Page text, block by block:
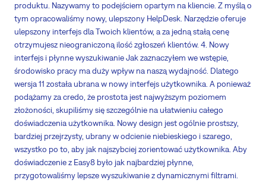
produktu. Nazywamy to podejściem opartym na kliencie. Z myślą o
tym opracowaliśmy nowy, ulepszony HelpDesk. Narzędzie oferuje
ulepszony interfejs dla Twoich klientów, a za jedną stałą cenę
otrzymujesz nieograniczoną ilość zgłoszeń klientów. 4. Nowy
interfejs i płynne wyszukiwanie Jak zaznaczyłem we wstępie,
środowisko pracy ma duży wpływ na naszą wydajność. Dlatego
wersja 11 została ubrana w nowy interfejs użytkownika. A ponieważ
podążamy za credo, że prostota jest najwyższym poziomem
złożoności, skupiliśmy się szczególnie na ułatwieniu całego
doświadczenia użytkownika. Nowy design jest ogólnie prostszy,
bardziej przejrzysty, ubrany w odcienie niebieskiego i szarego,
wszystko po to, aby jak najszybciej zorientować użytkownika. Aby
doświadczenie z Easy8 było jak najbardziej płynne,
przygotowaliśmy lepsze wyszukiwanie z dynamicznymi filtrami.